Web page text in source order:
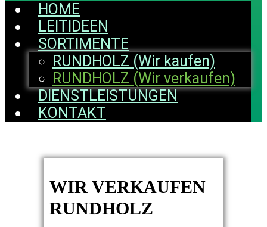
HOME
LEITIDEEN
SORTIMENTE
RUNDHOLZ (Wir kaufen)
RUNDHOLZ (Wir verkaufen)
DIENSTLEISTUNGEN
KONTAKT
WIR VERKAUFEN
RUNDHOLZ